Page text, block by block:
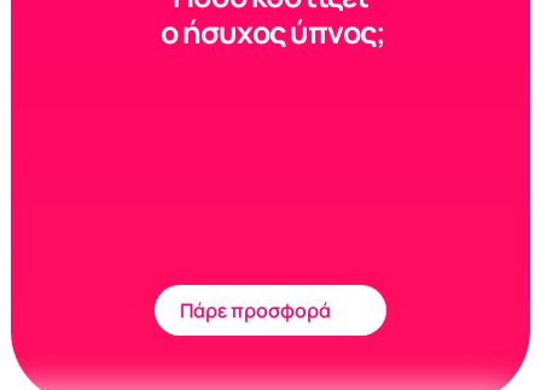
ο ήσυχος ύπνος;
Πάρε προσφορά